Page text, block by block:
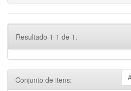
Resultado 1-1 de 1.
Conjunto de itens: